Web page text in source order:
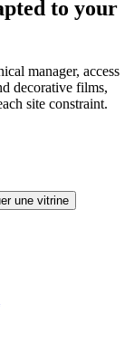
to your
manager, access
decorative films,
site constraint.
une vitrine